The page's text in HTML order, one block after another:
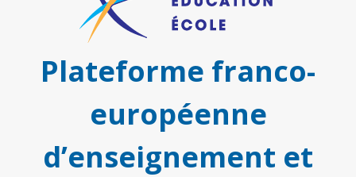
Plateforme franco-
européenne
d’enseignement et